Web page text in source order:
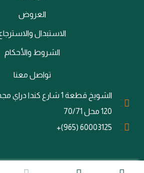
العروض
الاستبدال
الشروط والأحكام
تواصل معنا
الشويخ قطعة 1 شارع
120 محل 70/71
60003125 (965)+
@ جميع الحقوق محفوظة لشركة Overboost ||